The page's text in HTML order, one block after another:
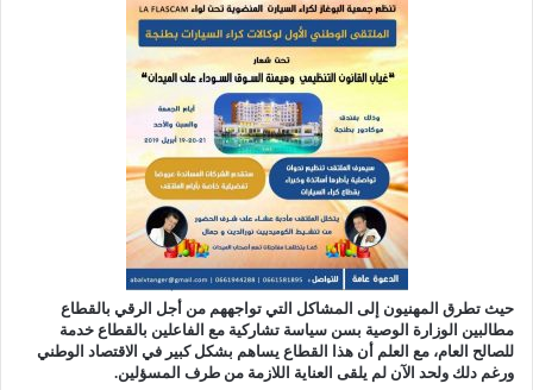
حيث تطرق المهنيون إلى المشاكل التي تواجههم من أجل الرقي بالقطاع
مطالبين الوزارة الوصية بسن سياسة تشاركية مع الفاعلين بالقطاع خدمة
للصالح العام، مع العلم أن هذا القطاع يساهم بشكل كبير في الاقتصاد الوطني
ورغم دلك ولحد الآن لم يلقى العناية اللازمة من طرف المسؤلين.